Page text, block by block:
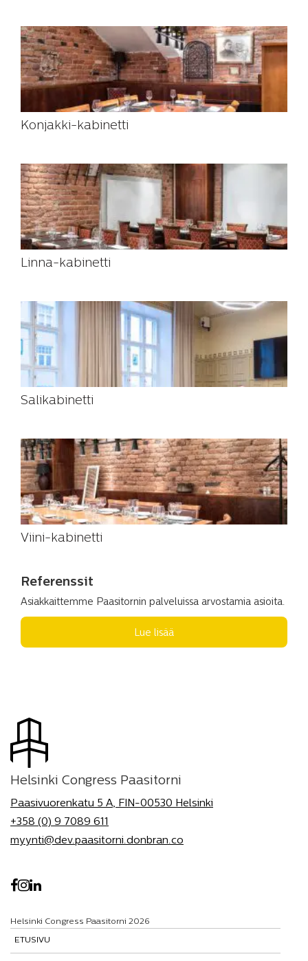
Konjakki-kabinetti
Linna-kabinetti
Salikabinetti
Viini-kabinetti
Referenssit
Asiakkaittemme Paasitornin palveluissa arvostamia asioita.
Lue lisää
Helsinki Congress Paasitorni
Paasivuorenkatu 5 A, FIN-00530 Helsinki
+358 (0) 9 7089 611
myynti@dev.paasitorni.donbran.co
Helsinki Congress Paasitorni 2026
ETUSIVU